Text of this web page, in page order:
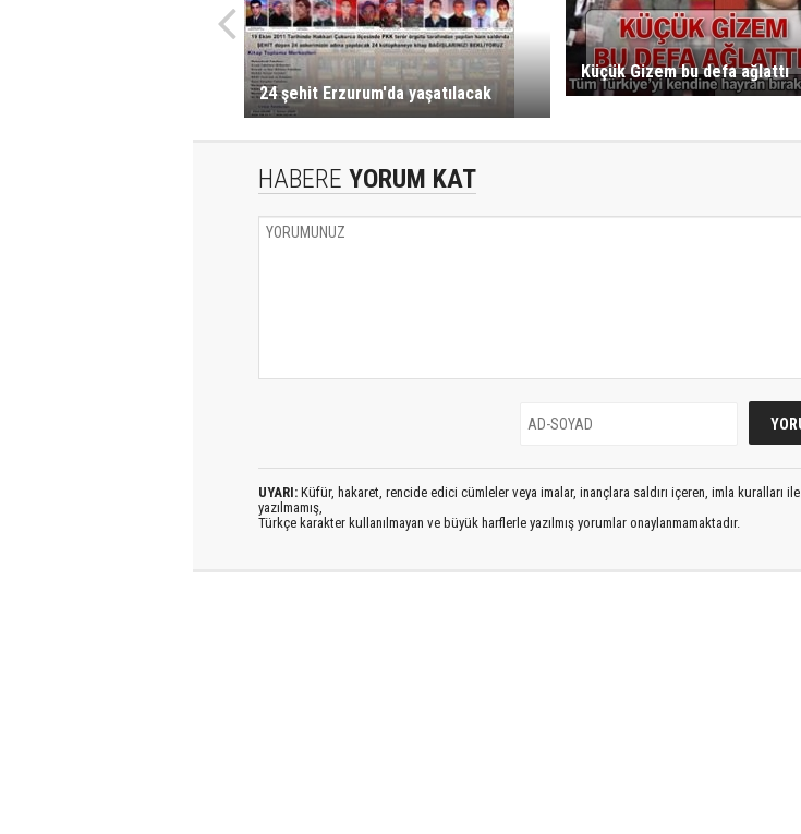
24 şehit Erzurum'da yaşatılacak
Küçük Gizem bu defa ağlattı
HABERE YORUM KAT
UYARI: Küfür, hakaret, rencide edici cümleler veya imalar, inançlara saldırı içeren, imla kuralları ile
yazılmamış,
Türkçe karakter kullanılmayan ve büyük harflerle yazılmış yorumlar onaylanmamaktadır.